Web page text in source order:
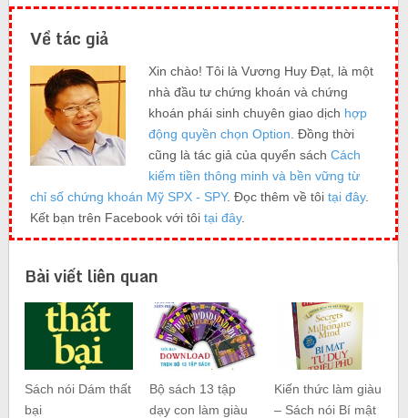
Về tác giả
Xin chào! Tôi là Vương Huy Đạt, là một
nhà đầu tư chứng khoán và chứng
khoán phái sinh chuyên giao dịch hợp
động quyền chọn Option . Đồng thời
cũng là tác giả của quyển sách Cách
kiếm tiền thông minh và bền vững từ
chỉ số chứng khoán Mỹ SPX - SPY. Đọc thêm về tôi tại đây.
Kết bạn trên Facebook với tôi tại đây.
Bài viết liên quan
Sách nói Dám thất
bại
Bộ sách 13 tập
dạy con làm giàu
Kiến thức làm giàu
– Sách nói Bí mật